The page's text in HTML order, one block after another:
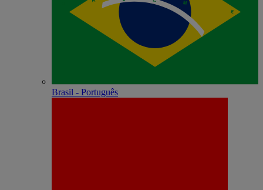
Brasil - Português